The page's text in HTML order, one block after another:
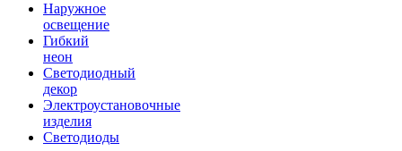
Наружное
освещение
Гибкий
неон
Светодиодный
декор
Электроустановочные
изделия
Светодиоды